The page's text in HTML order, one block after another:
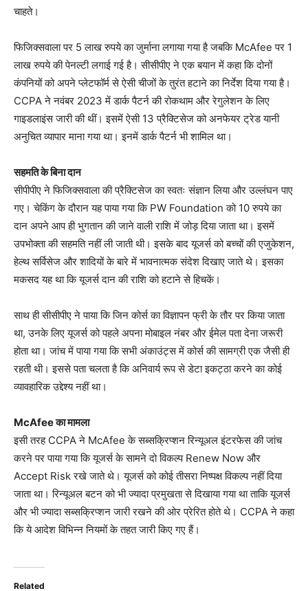
चाहते।
फिजिक्सवाला पर 5 लाख रुपये का जुर्माना लगाया गया है जबकि McAfee पर 1
लाख रुपये की पेनल्टी लगाई गई है। सीसीपीए ने एक बयान में कहा कि दोनों
कंपनियों को अपने प्लेटफॉर्म से ऐसी चीजों के तुरंत हटाने का निर्देश दिया गया है।
CCPA ने नवंबर 2023 में डार्क पैटर्न की रोकथाम और रेगुलेशन के लिए
गाइडलाइंस जारी की थीं। इसमें ऐसी 13 प्रैक्टिसेज को अनफेयर ट्रेड यानी
अनुचित व्यापार माना गया था। इनमें डार्क पैटर्न भी शामिल था।
सहमति के बिना दान
सीपीपीए ने फिजिक्सवाला की प्रैक्टिसेज का स्वतः संज्ञान लिया और उल्लंघन पाए
गए। चेकिंग के दौरान यह पाया गया कि PW Foundation को 10 रुपये का
दान अपने आप ही भुगतान की जाने वाली राशि में जोड़ दिया जाता था। इसमें
उपभोक्ता की सहमति नहीं ली जाती थी। इसके बाद यूजर्स को बच्चों की एजुकेशन,
हेल्थ सर्विसेज और शादियों के बारे में भावनात्मक संदेश दिखाए जाते थे। इसका
मकसद यह था कि यूजर्स दान की राशि को हटाने से हिचकें।
साथ ही सीसीपीए ने पाया कि जिन कोर्स का विज्ञापन फ्री के तौर पर किया जाता
था, उनके लिए यूजर्स को पहले अपना मोबाइल नंबर और ईमेल पता देना जरूरी
होता था। जांच में पाया गया कि सभी अंकाउंट्स में कोर्स की सामग्री एक जैसी ही
रहती थी। इससे पता चलता है कि अनिवार्य रूप से डेटा इकट्ठा करने का कोई
व्यावहारिक उद्देश्य नहीं था।
McAfee का मामला
इसी तरह CCPA ने McAfee के सब्सक्रिप्शन रिन्यूअल इंटरफेस की जांच
करने पर पाया गया कि यूजर्स के सामने दो विकल्प Renew Now और
Accept Risk रखे जाते थे। यूजर्स को कोई तीसरा निष्पक्ष विकल्प नहीं दिया
जाता था। रिन्यूअल बटन को भी ज्यादा प्रमुखता से दिखाया गया था ताकि यूजर्स
और भी ज्यादा सब्सक्रिप्शन जारी रखने की ओर प्रेरित होते थे। CCPA ने कहा
कि ये आदेश विभिन्न नियमों के तहत जारी किए गए हैं।
Related